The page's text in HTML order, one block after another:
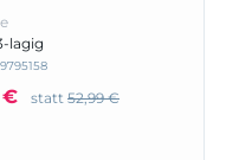
lagig
€ statt 52,99 €